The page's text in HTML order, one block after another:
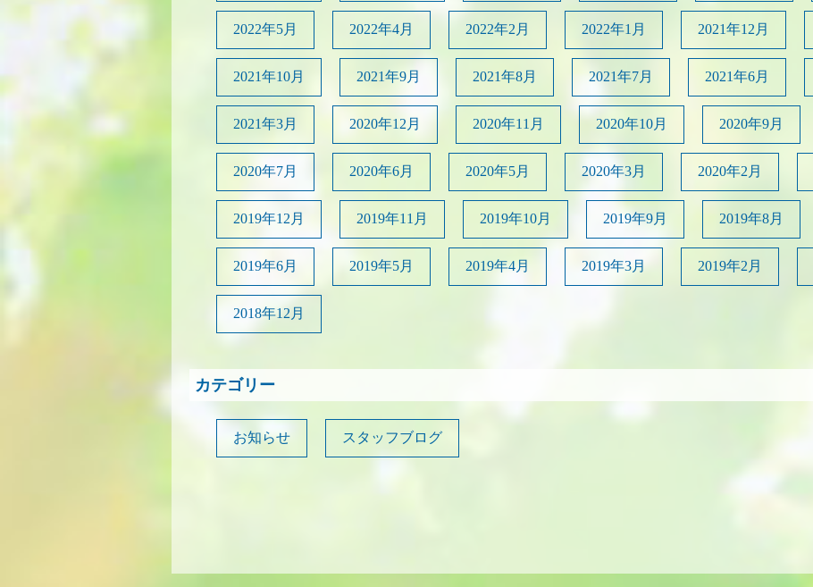
2022年5月 2022年4月 2022年2月 2022年1月 2021年12月
2021年10月 2021年9月 2021年8月 2021年7月 2021年6月
2021年3月 2020年12月 2020年11月 2020年10月 2020年9月
2020年7月 2020年6月 2020年5月 2020年3月 2020年2月
2019年12月 2019年11月 2019年10月 2019年9月 2019年8月
2019年6月 2019年5月 2019年4月 2019年3月 2019年2月
2018年12月
カテゴリー
お知らせ スタッフブログ